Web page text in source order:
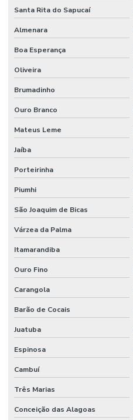
Santa Rita do Sapucaí
Almenara
Boa Esperança
Oliveira
Brumadinho
Ouro Branco
Mateus Leme
Jaíba
Porteirinha
Piumhi
São Joaquim de Bicas
Várzea da Palma
Itamarandiba
Ouro Fino
Carangola
Barão de Cocais
Juatuba
Espinosa
Cambuí
Três Marias
Conceição das Alagoas